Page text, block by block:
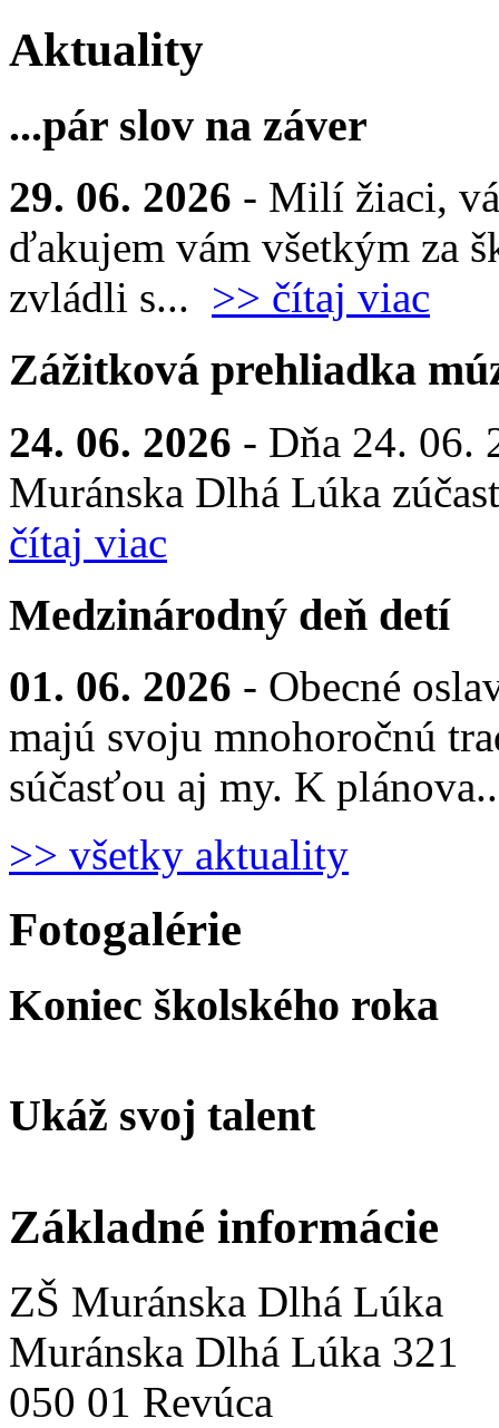
Aktuality
...pár slov na záver
29. 06. 2026 - Milí žiaci,
ďakujem vám všetkým za
zvládli s... >> čítaj viac
Zážitková prehliadka
24. 06. 2026 - Dňa 24. 06.
Muránska Dlhá Lúka
čítaj viac
Medzinárodný deň detí
01. 06. 2026 - Obecné
majú svoju mnohoročnú
súčasťou aj my. K
>> všetky aktuality
Fotogalérie
Koniec školského roka
Ukáž svoj talent
Základné informácie
ZŠ Muránska Dlhá Lúka
Muránska Dlhá Lúka 321
050 01 Revúca